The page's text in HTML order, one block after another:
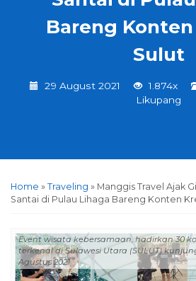
Bareng
Sulut
29 August 2021 1.874x
Likupang
Home » Traveling » Manggis Travel Ajak
Santai di Pulau Lihaga Bareng Konten
Event wisata kebersamaan, hadirkan 30
terkenal di Sulawesi Utara (SULUT)
Agustus 2021